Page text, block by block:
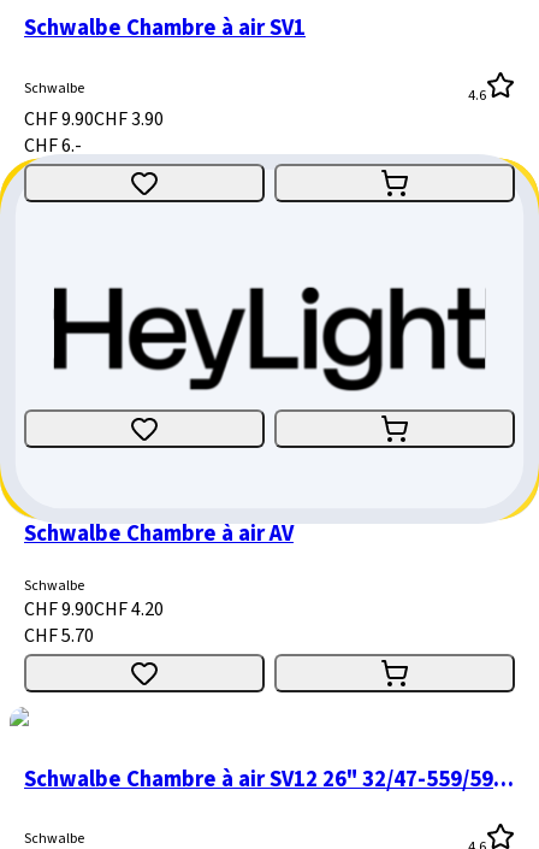
Schwalbe Chambre à air SV1
Schwalbe 4.6
CHF 9.90CHF 3.90
CHF 6.-
Schwalbe chambre à air 12" No.1 (AV1)
Schwalbe
CHF 8.90
CHF 3.-
Schwalbe Chambre à air AV
Schwalbe
CHF 9.90CHF 4.20
CHF 5.70
Schwalbe Chambre à air SV12 26" 32/47-559/597 valve presta
Schwalbe